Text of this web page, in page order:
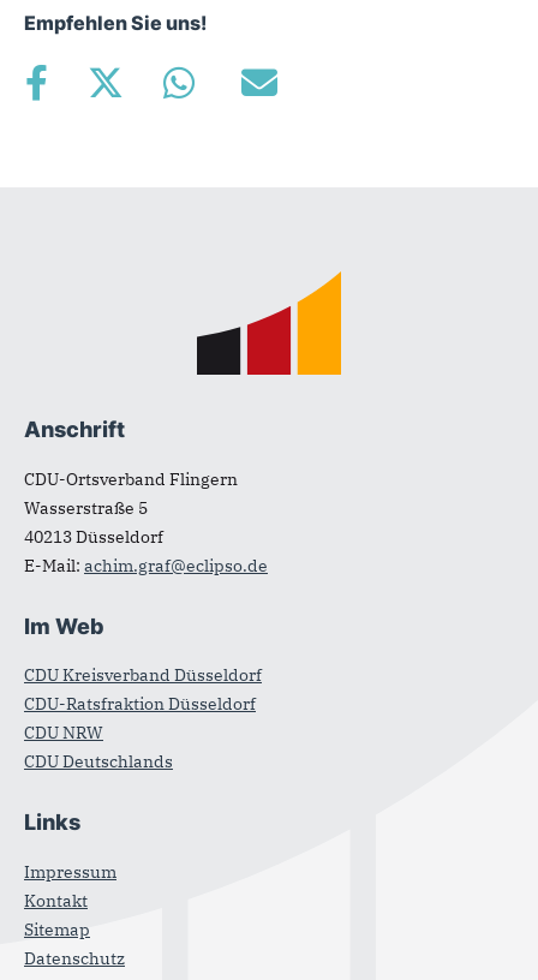
Empfehlen Sie uns!
Anschrift
CDU-Ortsverband Flingern
Wasserstraße 5
40213Düsseldorf
E-Mail: achim.graf@eclipso.de
Im Web
CDU Kreisverband Düsseldorf
CDU-Ratsfraktion Düsseldorf
CDU NRW
CDU Deutschlands
Links
Impressum
Kontakt
Sitemap
Datenschutz